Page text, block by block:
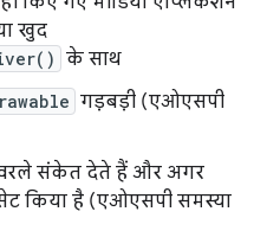
खुद
के साथ
गड़बड़ी (एओएसपी
संकेत देते हैं और अगर
किया है (एओएसपी समस्या